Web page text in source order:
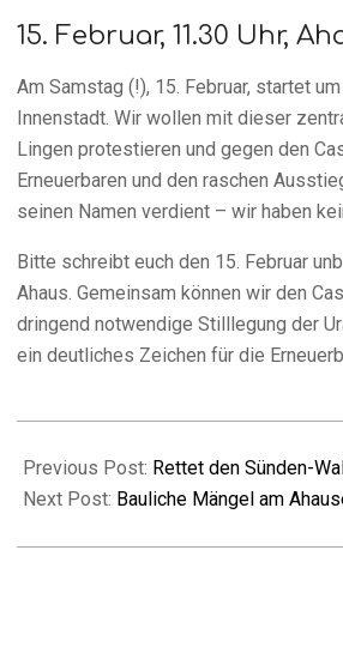
15. Februar, 11.30 Uhr,
Am Samstag (!), 15. Februar, startet
Innenstadt. Wir wollen mit dieser
Lingen protestieren und gegen den
Erneuerbaren und den raschen
seinen Namen verdient – wir haben
Bitte schreibt euch den 15. Februar
Ahaus. Gemeinsam können wir den
dringend notwendige Stilllegung der
ein deutliches Zeichen für die
01-
05
Previous Post: Rettet den Sünden-
Next Post: Bauliche Mängel am